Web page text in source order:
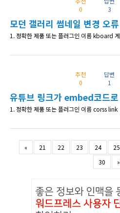
0
3
모던 갤러리 썸네일 변경 오류
추천
0
답변
1
« 21 22 23 24 25
30
»